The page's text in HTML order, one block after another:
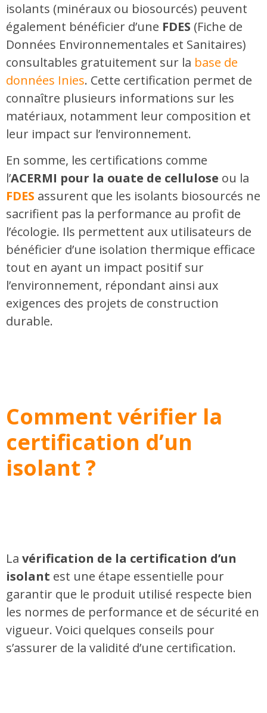
isolants (minéraux ou biosourcés) peuvent
également bénéficier d’une FDES (Fiche de
Données Environnementales et Sanitaires)
consultables gratuitement sur la base de
données Inies. Cette certification permet de
connaître plusieurs informations sur les
matériaux, notamment leur composition et
leur impact sur l’environnement.
En somme, les certifications comme
l’ACERMI pour la ouate de cellulose ou la
FDES assurent que les isolants biosourcés ne
sacrifient pas la performance au profit de
l’écologie. Ils permettent aux utilisateurs de
bénéficier d’une isolation thermique efficace
tout en ayant un impact positif sur
l’environnement, répondant ainsi aux
exigences des projets de construction
durable.
Comment vérifier la
certification d’un
isolant ?
La vérification de la certification d’un
isolant est une étape essentielle pour
garantir que le produit utilisé respecte bien
les normes de performance et de sécurité en
vigueur. Voici quelques conseils pour
s’assurer de la validité d’une certification.